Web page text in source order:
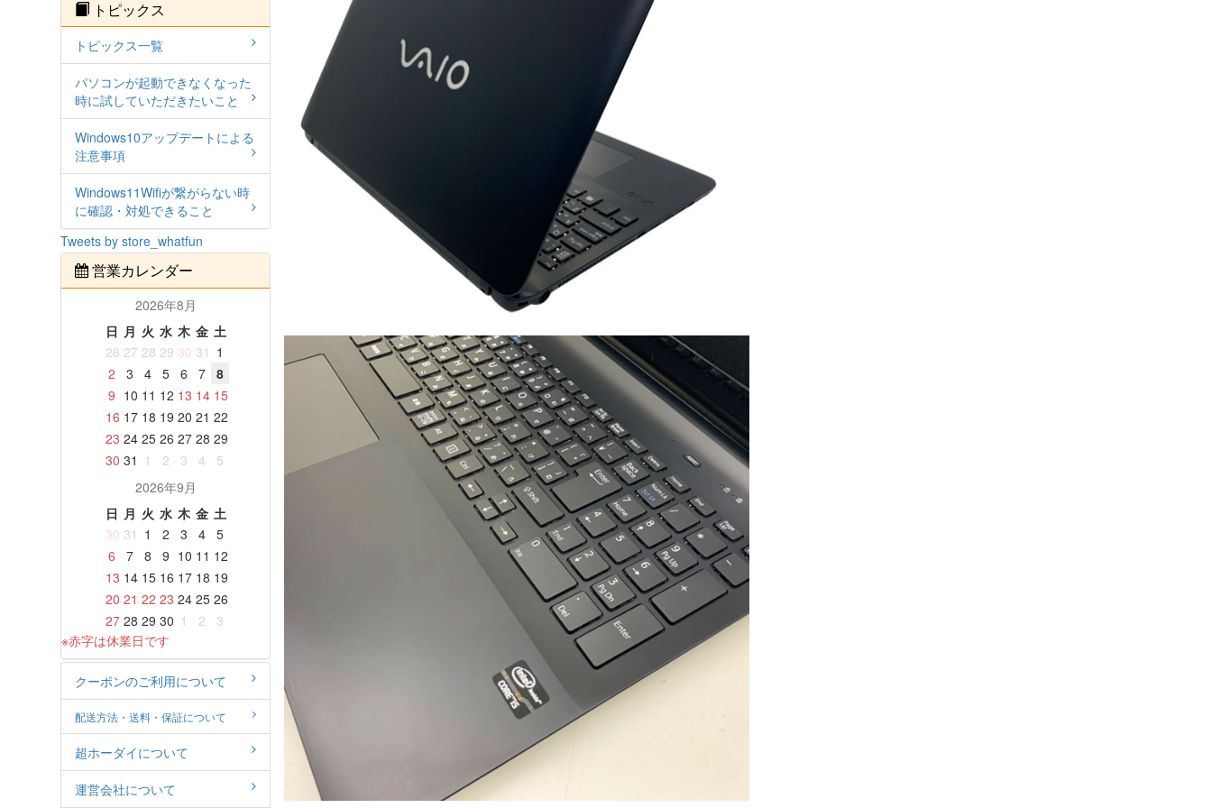
トピックス
トピックス一覧
パソコンが起動できなくなった
時に試していただきたいこと
Windows10アップデートによる
注意事項
Windows11Wifiが繋がらない時
に確認・対処できること
Tweets by store_whatfun
営業カレンダー
2026年8月
日 月 火 水 木 金 土
26 27 28 29 30 31 1
2
3 4 5 6 7
8
9 10 11 12 13 14 15
16 17 18 19 20 21 22
23 24 25 26 27 28 29
30 31 1 2 3 4
5
2026年9月
日 月 火 水 木 金 土
30 31 1 2 3 4
5
6
7 8 9 10 11 12
13 14 15 16 17 18 19
20 21 22 23 24 25 26
27 28 29 30 1 2
3
※赤字は休業日です
クーポンのご利用について
配送方法・送料・保証について
超ホーダイについて
運営会社について